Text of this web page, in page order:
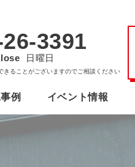
3391
日曜日
ることがございますのでご相談ください
例 イベント情報